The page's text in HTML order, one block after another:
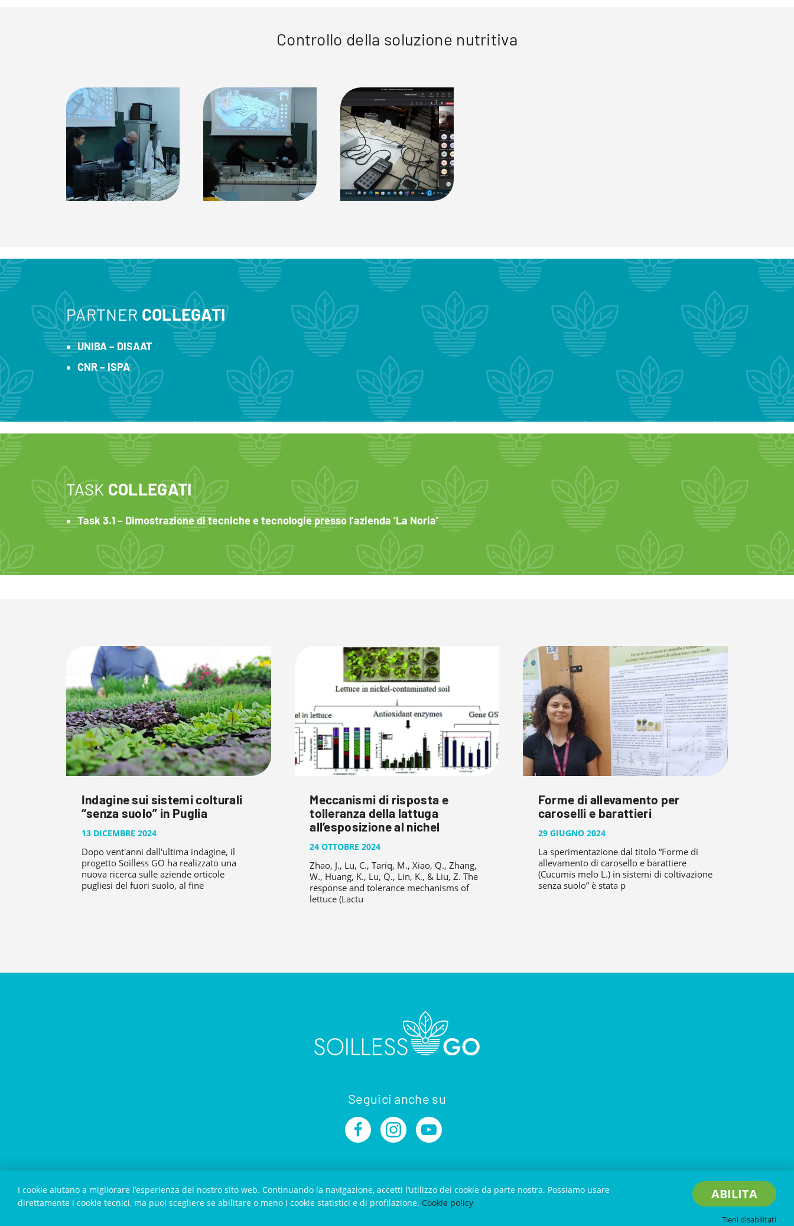
Controllo della soluzione nutritiva
PARTNER COLLEGATI
UNIBA – DISAAT
CNR – ISPA
TASK COLLEGATI
Task 3.1 – Dimostrazione di tecniche e tecnologie presso l’azienda ‘La Noria’
Indagine sui sistemi colturali
“senza suolo” in Puglia
13 DICEMBRE 2024
Dopo vent'anni dall'ultima indagine, il
progetto Soilless GO ha realizzato una
nuova ricerca sulle aziende orticole
pugliesi del fuori suolo, al fine
Meccanismi di risposta e
tolleranza della lattuga
all’esposizione al nichel
24 OTTOBRE 2024
Zhao, J., Lu, C., Tariq, M., Xiao, Q., Zhang,
W., Huang, K., Lu, Q., Lin, K., & Liu, Z. The
response and tolerance mechanisms of
lettuce (Lactu
Forme di allevamento per
caroselli e barattieri
29 GIUGNO 2024
La sperimentazione dal titolo “Forme di
allevamento di carosello e barattiere
(Cucumis melo L.) in sistemi di coltivazione
senza suolo” è stata p
Seguici anche su
Copyright © 2020SOILLESS GO- Tutti i diritti riservati -Contatti
I cookie aiutano a migliorare l’esperienza del nostro sito web. Continuando la navigazione, accetti l’utilizzo dei cookie da parte nostra. Possiamo usare
direttamente i cookie tecnici, ma puoi scegliere se abilitare o meno i cookie statistici e di profilazione. Cookie policy
ABILITA
Tieni disabilitati